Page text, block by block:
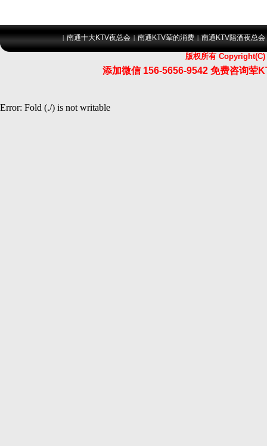
|南通十大KTV夜总会 |南通KTV荤的消费 |南通KTV陪酒夜总会
版权所有 Copyright(C)
添加微信 156-5656-9542 免费咨询荤
Error: Fold (./) is not writable